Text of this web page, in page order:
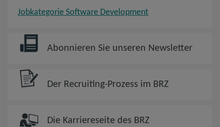
Jobkategorie Software Development
Abonnieren Sie unseren Newsletter
Der Recruiting-Prozess im BRZ
Die Karriereseite des BRZ